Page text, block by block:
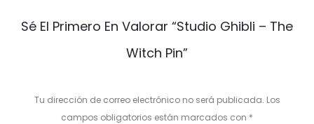
V
a
Sé El Primero En Valorar “Studio Ghibli – The
Witch Pin”
Tu dirección de correo electrónico no será publicada. Los
campos obligatorios están marcados con *